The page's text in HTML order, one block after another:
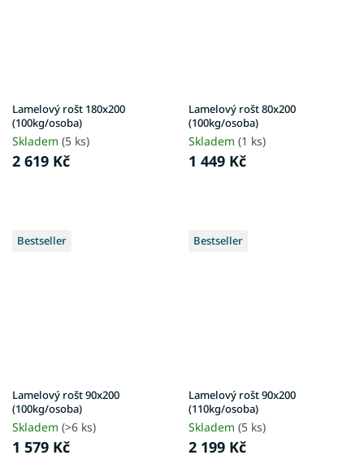
Lamelový rošt 180x200
(100kg/osoba)
Skladem (5 ks)
2 619 Kč
Lamelový rošt 80x200
(100kg/osoba)
Skladem (1 ks)
1 449 Kč
Bestseller
Lamelový rošt 90x200
(100kg/osoba)
Skladem (>6 ks)
1 579 Kč
Bestseller
Lamelový rošt 90x200
(110kg/osoba)
Skladem (5 ks)
2 199 Kč